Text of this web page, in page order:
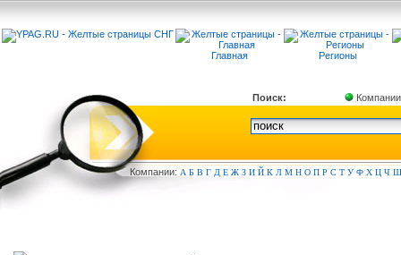
Главная Регионы
Поиск: Компании
Компании: А Б В Г Д Е Ж З И Й К Л М Н О П Р С Т У Ф Х Ц Ч Ш